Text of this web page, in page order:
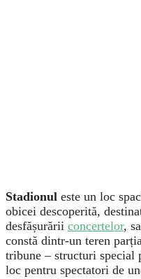
Stadionul este un loc
obicei descoperită,
desfășurării concertelor,
constă dintr-un teren
tribune – structuri special
loc pentru spectatori de